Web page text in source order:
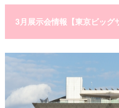
3月展示会情報【東京ビッグ